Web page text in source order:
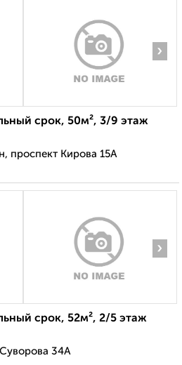
›
срок, 50м², 3/9 этаж
проспект Кирова 15А
›
срок, 52м², 2/5 этаж
34А